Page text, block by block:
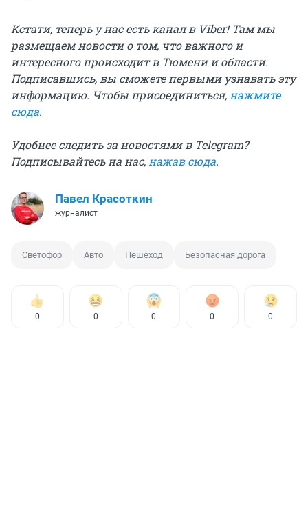
Кстати, теперь у нас есть канал в Viber! Там мы
размещаем новости о том, что важного и
интересного происходит в Тюмени и области.
Подписавшись, вы сможете первыми узнавать эту
информацию. Чтобы присоединиться, нажмите
сюда.
Удобнее следить за новостями в Telegram?
Подписывайтесь на нас, нажав сюда.
Павел Красоткин
журналист
Светофор Авто Пешеход Безопасная дорога
0 0 0 0 0